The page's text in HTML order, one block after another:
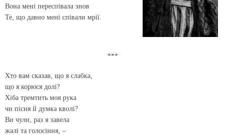
Вона мені переспівала знов
Те, що давно мені співали мрії.
***
Хто вам сказав, що я слабка,
що я корюся долі?
Хіба тремтить моя рука
чи пісня й думка кволі?
Ви чули, раз я завела
жалі та голосіння, –